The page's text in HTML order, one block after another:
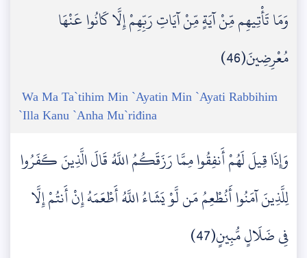
وَمَا تَأْتِيهِم مِّنْ آيَةٍ مِّنْ آيَاتِ رَبِّهِمْ إِلَّا كَانُوا عَنْهَا
مُعْرِضِينَ(46)
Wa Ma Ta`tihim Min `Ayatin Min `Ayati Rabbihim
`Illa Kanu `Anha Mu`riđina
وَإِذَا قِيلَ لَهُمْ أَنفِقُوا مِمَّا رَزَقَكُمُ اللَّهُ قَالَ الَّذِينَ كَفَرُوا
لِلَّذِينَ آمَنُوا أَنُطْعِمُ مَن لَّوْ يَشَاءُ اللَّهُ أَطْعَمَهُ إِنْ أَنتُمْ إِلَّا
فِي ضَلَالٍ مُّبِينٍ(47)